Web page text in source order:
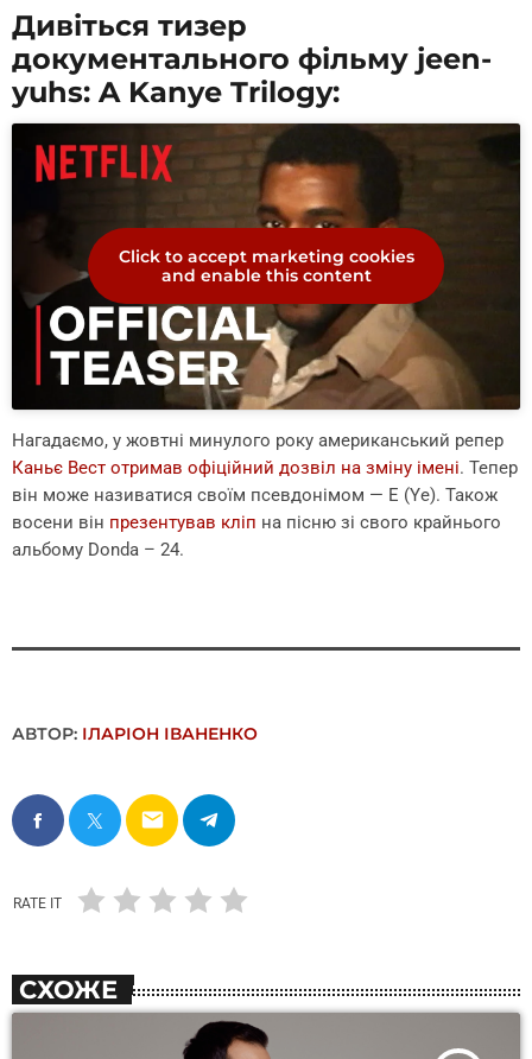
Дивіться тизер
документального фільму jeen-
yuhs: A Kanye Trilogy:
Click to accept marketing cookies
and enable this content
Нагадаємо, у жовтні минулого року американський репер
Каньє Вест отримав офіційний дозвіл на зміну імені. Тепер
він може називатися своїм псевдонімом — Е (Ye). Також
восени він презентував кліп на пісню зі свого крайнього
альбому Donda – 24.
АВТОР: ІЛАРІОН ІВАНЕНКО
email
RATE IT
СХОЖЕ